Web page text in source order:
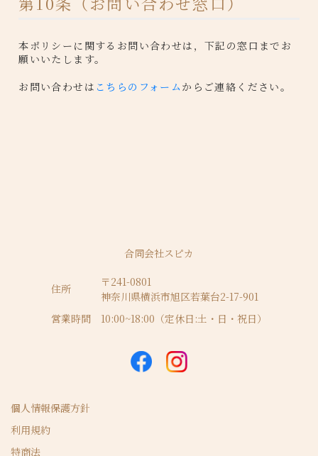
本ポリシーに関するお問い合わせは，下記の窓口までお
願いいたします。
お問い合わせは こちらのフォームからご連絡ください。
合同会社スピカ
住所
〒241-0801
神奈川県横浜市旭区若葉台2-17-901
営業時間
10:00~18:00（定休日:土・日・祝日）
個人情報保護方針
利用規約
特商法